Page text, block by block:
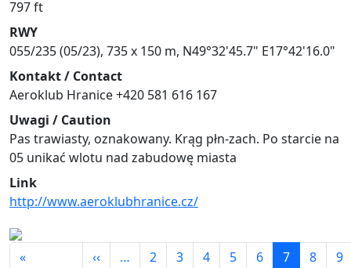
797 ft
RWY
055/235 (05/23), 735 x 150 m, N49°32'45.7" E17°42'16.0"
Kontakt / Contact
Aeroklub Hranice +420 581 616 167
Uwagi / Caution
Pas trawiasty, oznakowany. Krąg płn-zach. Po starcie na
05 unikać wlotu nad zabudowę miasta
Link
http://www.aeroklubhranice.cz/
Stronicowanie
«
‹‹Poprzednia strona
… 2 3 4 5 6 7 8 9